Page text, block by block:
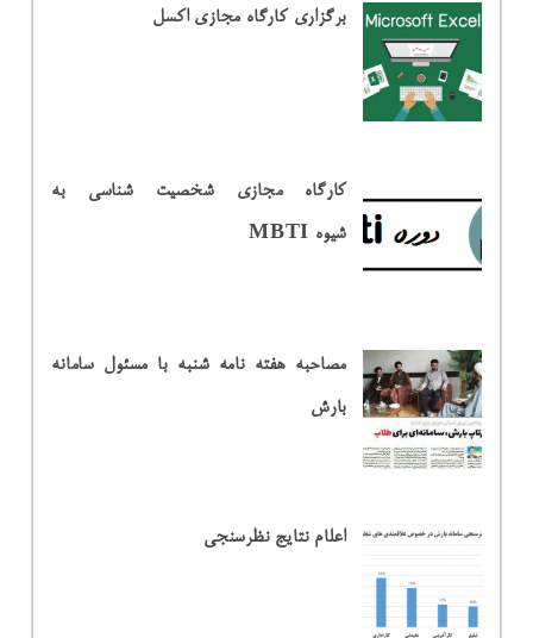
برگزاری کارگاه مجازی اکسل
کارگاه مجازی شخصیت شناسی به
شیوه MBTI
مصاحبه هفته نامه شنبه با مسئول سامانه
بارش
اعلام نتایج نظرسنجی